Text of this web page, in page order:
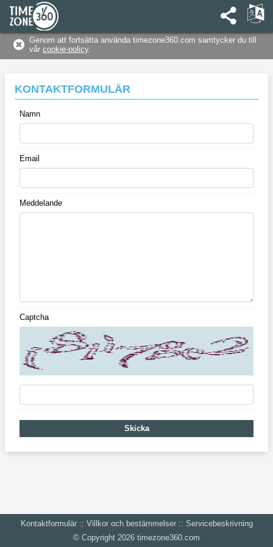
Genom att fortsätta använda timezone360.com samtycker du till
vår cookie-policy.
KONTAKTFORMULÄR
Namn
‪Email‬
Meddelande
Captcha
Skicka
Kontaktformulär :: Villkor och bestämmelser :: Servicebeskrivning
‪© Copyright 2026 ‬ ‪timezone360.com‬